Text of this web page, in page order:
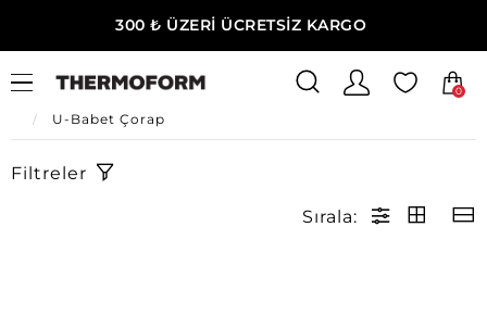
300 ₺ ÜZERİ ÜCRETSİZ KARGO
0
Ana Sayfa
U-Kadın Çorap
U-Babet Çorap
Filtreler
Sırala: